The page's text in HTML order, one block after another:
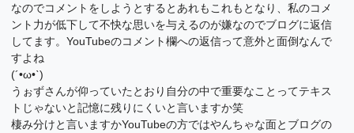
なのでコメントをしようとするとあれもこれもとなり、私のコメ
ント力が低下して不快な思いを与えるのが嫌なのでブログに返信
してます。YouTubeのコメント欄への返信って意外と面倒なんで
すよね
(´•ω•ˋ)
うぉずさんが仰っていたとおり自分の中で重要なことってテキス
トじゃないと記憶に残りにくいと言いますか笑
棲み分けと言いますかYouTubeの方ではやんちゃな面とブログの